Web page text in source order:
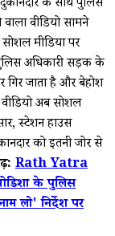
के साथ पुलिस
वीडियो सामने
मीडिया पर
अधिकारी सड़क के
जाता है और बेहोश
अब सोशल
स्टेशन हाउस
को इतनी जोर से
Rath Yatra
के पुलिस
लो' निर्देश पर